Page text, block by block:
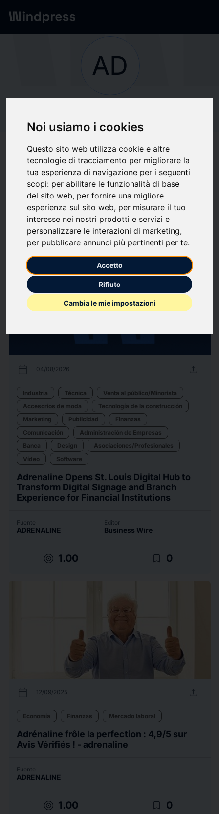
Noi usiamo i cookies
Questo sito web utilizza cookie e altre
tecnologie di tracciamento per migliorare la
tua esperienza di navigazione per i seguenti
scopi: per abilitare le funzionalità di base
del sito web, per fornire una migliore
esperienza sul sito web, per misurare il tuo
interesse nei nostri prodotti e servizi e
personalizzare le interazioni di marketing,
per pubblicare annunci più pertinenti per te.
Accetto
Rifiuto
Cambia le mie impostazioni
Red Empresas
AD
ADRENALINE
favorite Seguir actualizaciones
Sobre qué escribimos
EconomíaEconomía internacionalFinanzasMarketingPublicidad
Comunicados de
prensa
Ver todos los comunicados de
prensa
calendar_today 04/08/2026 upload
Industria Técnica
Venta al público/Minorista
Accesorios de moda
Tecnología de la construcción
Marketing
Publicidad
Finanzas
Comunicación
Administración de Empresas
Banca
Design
Asociaciones/Profesionales
Vídeo
Software
Adrenaline Opens St. Louis Digital Hub to
Transform Digital Signage and Branch
Experience for Financial Institutions
Fuente
ADRENALINE
Editor
Business Wire
target 1.00 bookmark_border 0
calendar_today 12/09/2025 upload
Economía Finanzas Mercado laboral
Adrénaline frôle la perfection : 4,9/5 sur
Avis Vérifiés ! - adrenaline
Fuente
ADRENALINE
target 1.00 bookmark_border 0